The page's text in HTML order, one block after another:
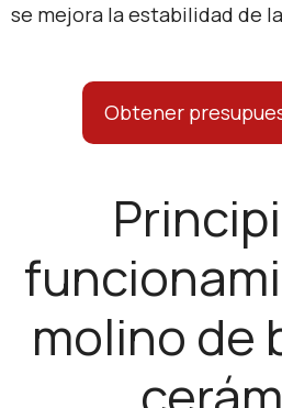
se mejora la estabilidad de
Obtener
molino de